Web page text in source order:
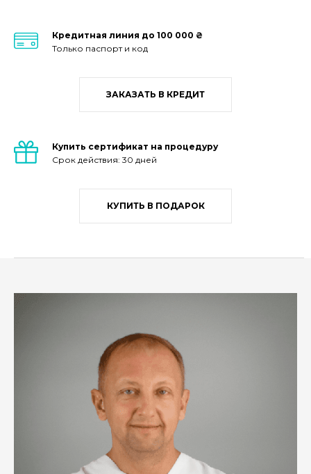
Кредитная линия до 100 000 ₴
Только паспорт и код
ЗАКАЗАТЬ В КРЕДИТ
Купить сертификат на процедуру
Срок действия: 30 дней
КУПИТЬ В ПОДАРОК